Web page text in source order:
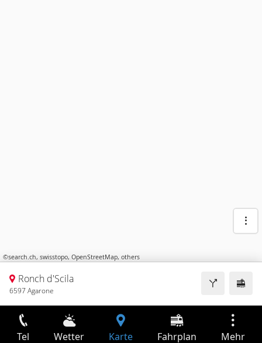
©search.ch, swisstopo, OpenStreetMap, others
Ronch d'Scila
6597 Agarone
Tel Wetter Karte Fahrplan Mehr